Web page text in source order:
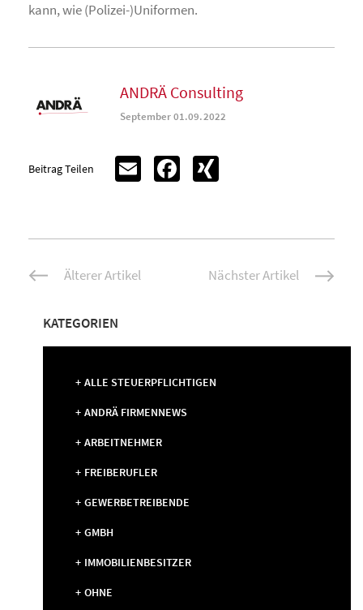
kann, wie (Polizei-)Uniformen.
ANDRÄ Consulting
September 01.09.2022
Beitrag Teilen Email Facebook
Beitrags-Älterer Artikel Nächster Artikel
KATEGORIEN
ALLE STEUERPFLICHTIGEN
ANDRÄ FIRMENNEWS
ARBEITNEHMER
FREIBERUFLER
GEWERBETREIBENDE
GMBH
IMMOBILIENBESITZER
OHNE